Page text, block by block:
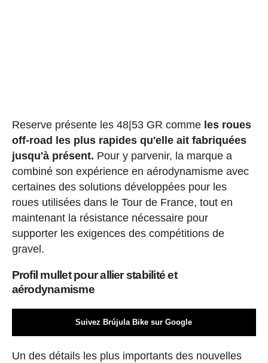
Reserve présente les 48|53 GR commeles roues
off-road les plus rapides qu'elle ait fabriquées
jusqu'à présent. Pour y parvenir, la marque a
combiné son expérience en aérodynamisme avec
certaines des solutions développées pour les
roues utilisées dans le Tour de France, tout en
maintenant la résistance nécessaire pour
supporter les exigences des compétitions de
gravel.
Profil mullet pour allier stabilité et
aérodynamisme
Suivez Brújula Bike sur Google
Un des détails les plus importants des nouvelles